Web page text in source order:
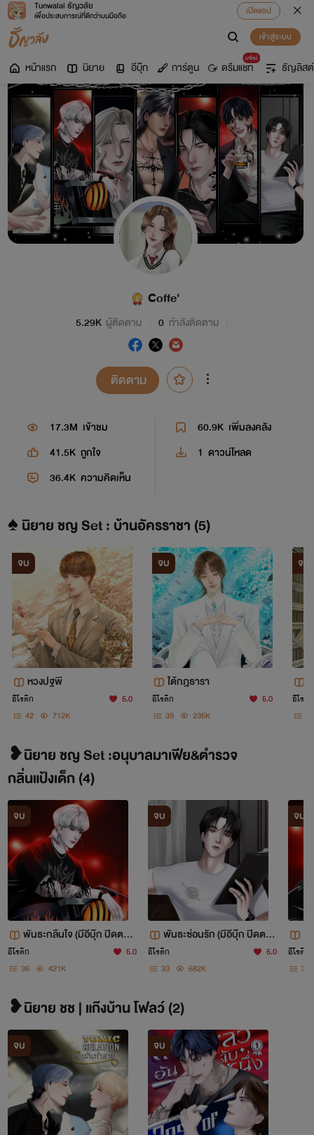
Tunwalai ธัญวลัย
เพื่อประสบการณ์ที่ดีกว่าบนมือถือ
เปิดแอป
เข้าสู่ระบบ
หน้าแรก นิยาย อีบุ๊ก การ์ตูน
มาใหม่
ดรีมแชท ธัญลิสต์
Coffe'
5.29K ผู้ติดตาม 0 กำลังติดตาม
ติดตาม
17.3M เข้าชม 60.9K เพิ่มลงคลัง
41.5K ถูกใจ 1 ดาวน์โหลด
36.4K ความคิดเห็น
♠ นิยาย ชญ Set : บ้านอัครราชา (5)
จบ
หวงปฐพี
อีโรติก
5.0
42
712K
จบ
ใต้กฎธารา
อีโรติก
5.0
39
236K
จบ
อีโรติก
❥นิยาย ชญ Set :อนุบาลมาเฟีย&ตำรวจ
กลิ่นแป้งเด็ก (4)
จบ
พันธะกลืนใจ (มีอีบุ๊ก ปิดตอน
23/08/24)
อีโรติก
5.0
36
421K
จบ
พันธะซ่อนรัก (มีอีบุ๊ก ปิดตอ
น 03/11/67)
อีโรติก
5.0
33
682K
จบ
(
อีโรติก
38
❥นิยาย ชช | แก๊งบ้าน โฟลว์ (2)
จบ จบ